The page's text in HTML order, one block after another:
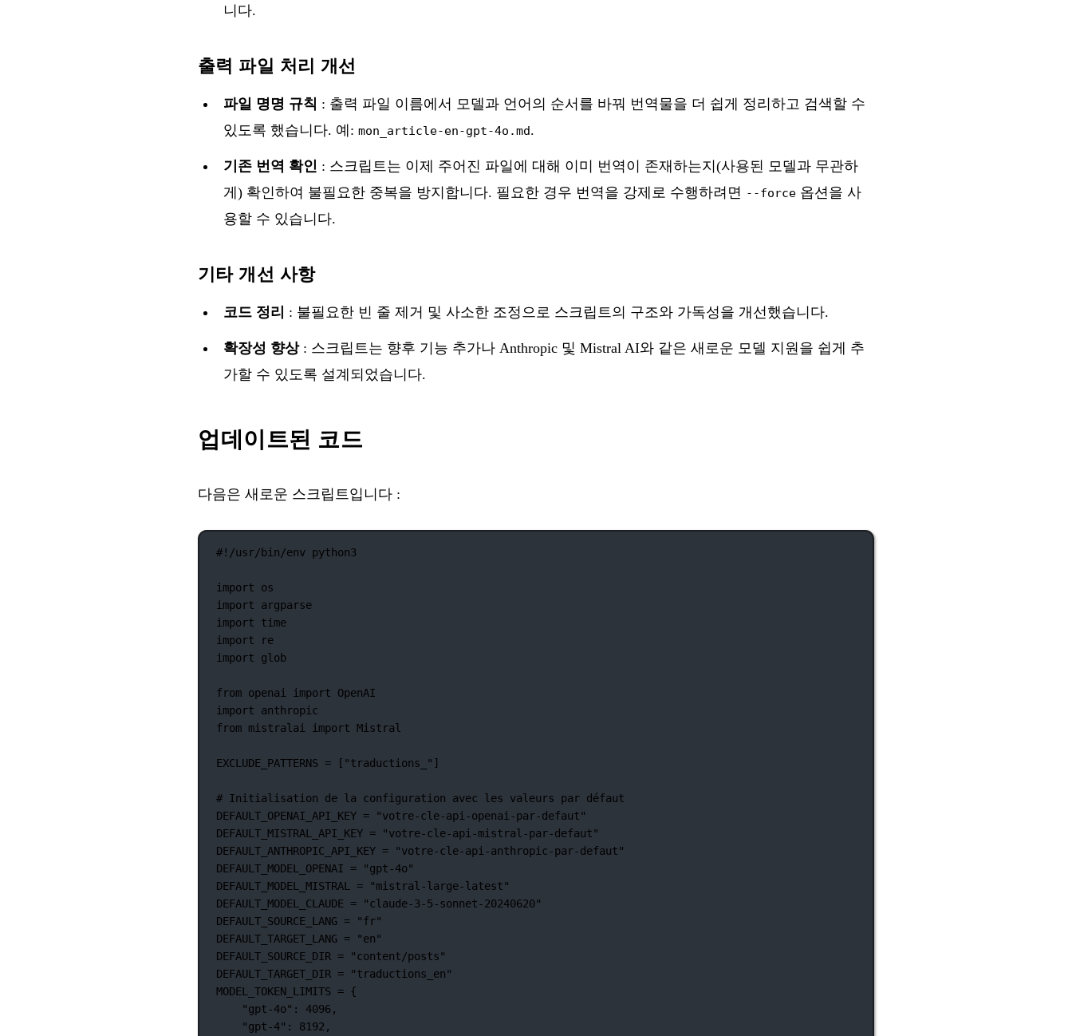
니다.
출력 파일 처리 개선
파일 명명 규칙 : 출력 파일 이름에서 모델과 언어의 순서를 바꿔 번역물을 더 쉽게 정리하고 검색할 수
있도록 했습니다. 예: mon_article-en-gpt-4o.md.
기존 번역 확인 : 스크립트는 이제 주어진 파일에 대해 이미 번역이 존재하는지(사용된 모델과 무관하
게) 확인하여 불필요한 중복을 방지합니다. 필요한 경우 번역을 강제로 수행하려면 --force 옵션을 사
용할 수 있습니다.
기타 개선 사항
코드 정리 : 불필요한 빈 줄 제거 및 사소한 조정으로 스크립트의 구조와 가독성을 개선했습니다.
확장성 향상: 스크립트는 향후 기능 추가나 Anthropic 및 Mistral AI와 같은 새로운 모델 지원을 쉽게 추
가할 수 있도록 설계되었습니다.
업데이트된 코드
다음은 새로운 스크립트입니다 :
#!/usr/bin/env python3
import os
import argparse
import time
import re
import glob
from openai import OpenAI
import anthropic
from mistralai import Mistral
EXCLUDE_PATTERNS = [ "traductions_" ]
# Initialisation de la configuration avec les valeurs par défaut
DEFAULT_OPENAI_API_KEY =
"votre-cle-api-openai-par-defaut"
DEFAULT_MISTRAL_API_KEY =
"votre-cle-api-mistral-par-defaut"
DEFAULT_ANTHROPIC_API_KEY =
"votre-cle-api-anthropic-par-defaut"
DEFAULT_MODEL_OPENAI =
"gpt-4o"
DEFAULT_MODEL_MISTRAL =
"mistral-large-latest"
DEFAULT_MODEL_CLAUDE =
"claude-3-5-sonnet-20240620"
DEFAULT_SOURCE_LANG =
"fr"
DEFAULT_TARGET_LANG =
"en"
DEFAULT_SOURCE_DIR =
"content/posts"
DEFAULT_TARGET_DIR =
"traductions_en"
MODEL_TOKEN_LIMITS = {
"gpt-4o" : 4096,
"gpt-4" : 8192 ,